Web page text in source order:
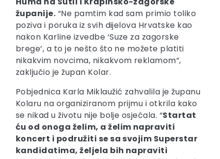
županije. “Ne pamtim kad sam primio toliko
poziva i poruka iz svih dijelova Hrvatske kao
nakon Karline izvedbe ‘Suze za zagorske
brege’, a to je nešto što ne možete platiti
nikakvim novcima, nikakvom reklamom”,
zaključio je župan Kolar.
Pobjednica Karla Miklaužić zahvalila je županu
Kolaru na organiziranom prijmu i otkrila kako
se nikad u životu nije bolje osjećala. “Startat
ću od onoga želim, a želim napraviti
koncert i podružiti se sa svojim Superstar
kandidatima, željela bih napraviti